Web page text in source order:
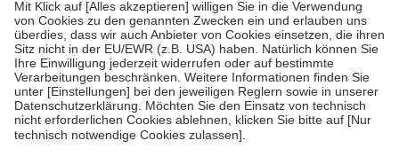
fallenkeine Zuzahlungenan bei:
• Kindern und Jugendlichen bis zum vollendeten 18. Lebensjahr
mit Ausnahme der Fahrkosten
• Untersuchungen zur Vorsorge und Früherkennung, die von der
GKV getragen werden
• empfohlenen Schutzimpfungen
• Harn- und Blutteststreifen